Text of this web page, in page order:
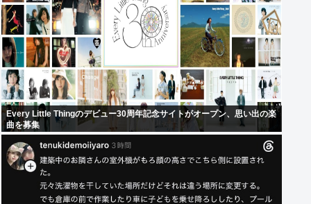
Every Little Thingのデビュー30周年記念サイトがオープン、思い出の楽
曲を募集